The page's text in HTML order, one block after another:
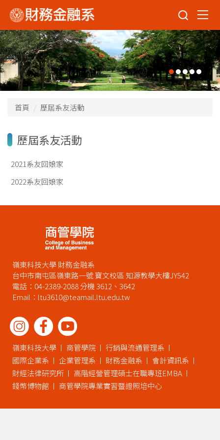
到
主
要
內
容
區
首頁 歷屆系友活動
歷屆系友活動
2021系友回娘家
2022系友回娘家
嶺東科技大學 財務金融系
台中市南屯區嶺東路一號 寶文校區 知源教學大樓JY542
電話：04-2389-2088 分機 3612、3642
Email：ltu3610@teamail.ltu.edu.tw
嶺東科技大學 商管學院
行銷與流通管理系
國際企業系
企業管理系 財務金融系
會計資訊系
財經法律研究所
高階經營管理碩士在職專班EMBA
錢幣博物館
商管學院專業實習暨證照培中心